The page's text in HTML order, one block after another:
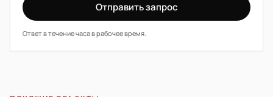
Отправить запрос
Ответ в течение часа в рабочее время.